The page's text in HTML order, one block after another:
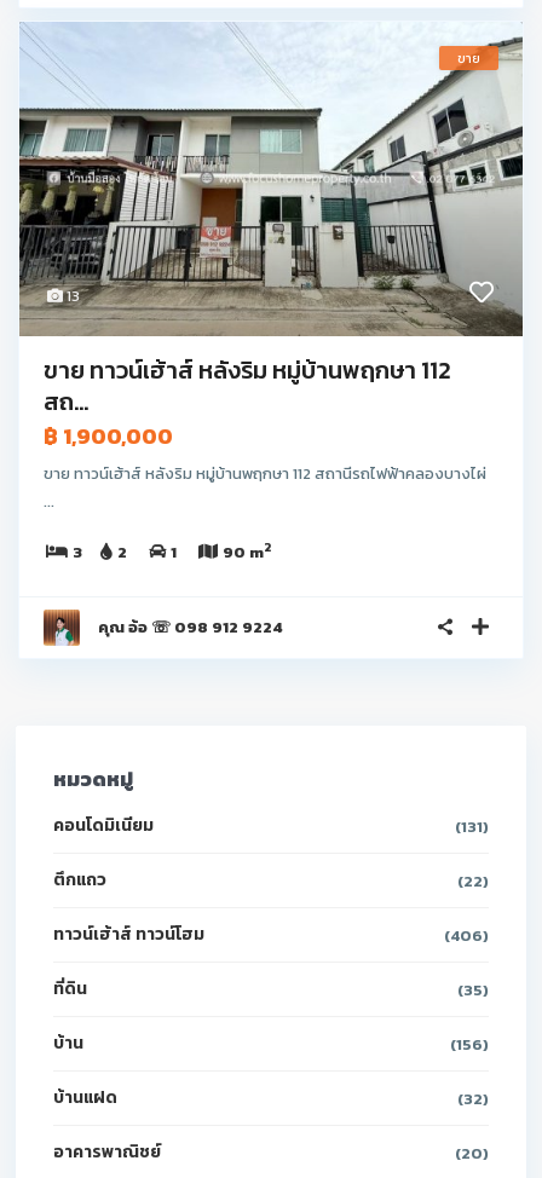
13
ขาย
ขาย ทาวน์เฮ้าส์ หลังริม หมู่บ้านพฤกษา 112
สถ...
฿ 1,900,000
ขาย ทาวน์เฮ้าส์ หลังริม หมู่บ้านพฤกษา 112 สถานีรถไฟฟ้าคลองบางไผ่
...
3 2 1 90 m2
คุณ อ้อ ☏ 098 912 9224
หมวดหมู่
คอนโดมิเนียม (131)
ตึกแถว (22)
ทาวน์เฮ้าส์ ทาวน์โฮม (406)
ที่ดิน (35)
บ้าน (156)
บ้านแฝด (32)
อาคารพาณิชย์ (20)